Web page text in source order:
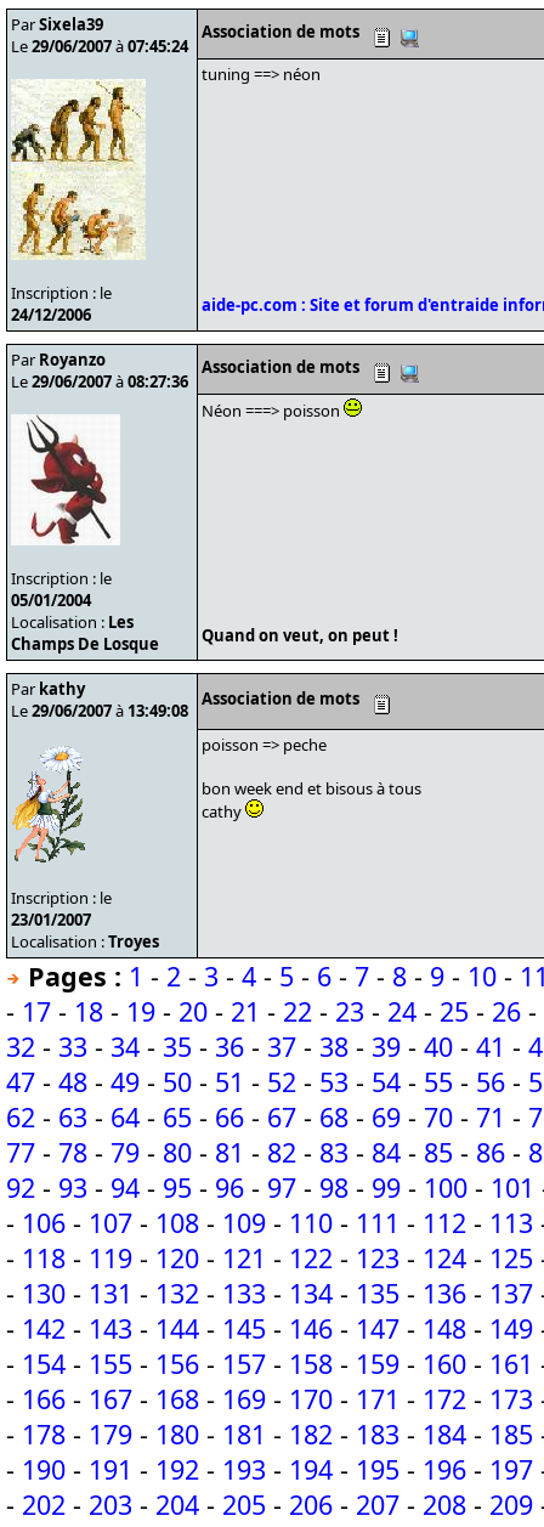
ParSixela39
Le29/06/2007à07:45:24
Inscription : le
24/12/2006
Association de mots
tuning ==> néon
aide-pc.com : Site et forum d'entraide
Par Royanzo
Le29/06/2007à08:27:36
Inscription : le
05/01/2004
Localisation : Les
Champs De Losque
Association de mots
Néon ===> poisson
Quand on veut, on peut !
Par kathy
Le29/06/2007à 13:49:08
Inscription : le
23/01/2007
Localisation :Troyes
Association de mots
poisson => peche
bon week end et bisous à tous
cathy
Pages : 1 - 2 - 3 - 4 - 5 - 6 - 7 - 8 - 9 - 10 -
- 17 - 18 - 19 - 20 - 21 - 22 - 23 - 24 - 25 - 26 -
32 - 33 - 34 - 35 - 36 - 37 - 38 - 39 - 40 - 41 -
47 - 48 - 49 - 50 - 51 - 52 - 53 - 54 - 55 - 56 -
62 - 63 - 64 - 65 - 66 - 67 - 68 - 69 - 70 - 71 -
77 - 78 - 79 - 80 - 81 - 82 - 83 - 84 - 85 - 86 -
92 - 93 - 94 - 95 - 96 - 97 - 98 - 99 - 100 - 101
- 106 - 107 - 108 - 109 - 110 - 111 - 112 - 113
- 118 - 119 - 120 - 121 - 122 - 123 - 124 - 125
- 130 - 131 - 132 - 133 - 134 - 135 - 136 - 137
- 142 - 143 - 144 - 145 - 146 - 147 - 148 - 149
- 154 - 155 - 156 - 157 - 158 - 159 - 160 - 161
- 166 - 167 - 168 - 169 - 170 - 171 - 172 - 173
- 178 - 179 - 180 - 181 - 182 - 183 - 184 - 185
- 190 - 191 - 192 - 193 - 194 - 195 - 196 - 197
- 202 - 203 - 204 - 205 - 206 - 207 - 208 - 209